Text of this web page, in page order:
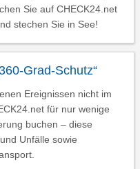
Sie auf CHECK24.net
stechen Sie in See!
Grad-Schutz“
Ereignissen nicht im
für nur wenige
buchen – diese
Unfälle sowie